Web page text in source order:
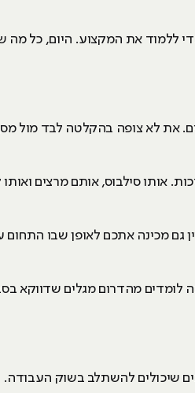
ללמוד את המקצוע. היום, כל מה
את לא צופה בהקלטה לבד מול
סילבוס, אותם מרצים ואותו
גם מכינה אתכם לאופן שבו התחום
לומדים מהדרום מגלים שדווקא
שיכולים להשתלב בשוק העבודה.